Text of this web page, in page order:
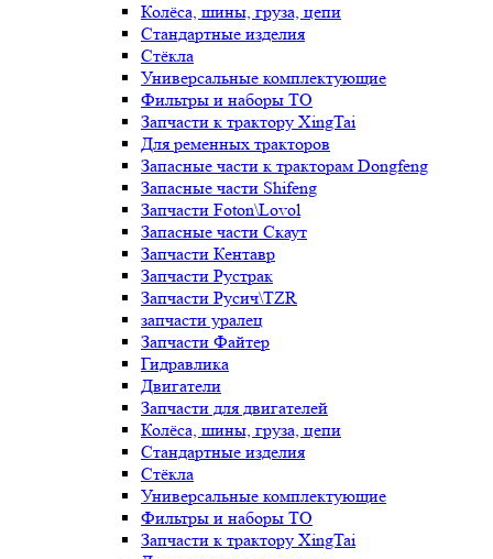
Колёса, шины, груза, цепи
Стандартные изделия
Стёкла
Универсальные комплектующие
Фильтры и наборы ТО
Запчасти к трактору XingTai
Для ременных тракторов
Запасные части к тракторам Dongfeng
Запасные части Shifeng
Запчасти Foton\Lovol
Запасные части Скаут
Запчасти Кентавр
Запчасти Рустрак
Запчасти Русич\TZR
запчасти уралец
Запчасти Файтер
Гидравлика
Двигатели
Запчасти для двигателей
Колёса, шины, груза, цепи
Стандартные изделия
Стёкла
Универсальные комплектующие
Фильтры и наборы ТО
Запчасти к трактору XingTai